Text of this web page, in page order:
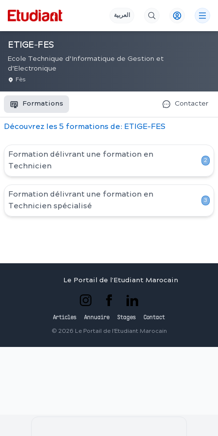
العربية
ETIGE-FES
Ecole Technique d’Informatique de Gestion et
d’Electronique
Fès
Formations Contacter
Découvrez les 5 formations de: ETIGE-FES
Formation délivrant une formation en
Technicien
2
Formation délivrant une formation en
Technicien spécialisé
3
Le Portail de l'Etudiant Marocain
Articles Annuaire Stages Contact
© 2026 Le Portail de l'Etudiant Marocain